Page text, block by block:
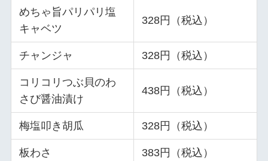
めちゃ旨パリパリ塩
キャベツ
328円（税込）
チャンジャ 328円（税込）
コリコリつぶ貝のわ
さび醤油漬け
438円（税込）
梅塩叩き胡瓜 328円（税込）
板わさ 383円（税込）